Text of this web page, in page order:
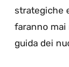
strategiche
faranno mai
guida dei